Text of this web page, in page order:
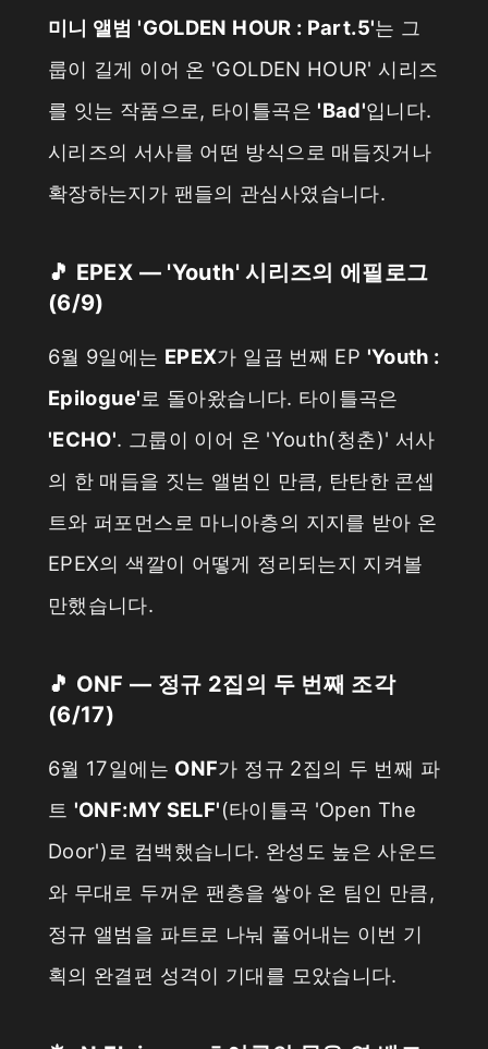
미니 앨범 'GOLDEN HOUR : Part.5'는 그
룹이 길게 이어 온 'GOLDEN HOUR' 시리즈
를 잇는 작품으로, 타이틀곡은 'Bad'입니다.
시리즈의 서사를 어떤 방식으로 매듭짓거나
확장하는지가 팬들의 관심사였습니다.
🎵 EPEX — 'Youth' 시리즈의 에필로그
(6/9)
6월 9일에는 EPEX가 일곱 번째 EP 'Youth :
Epilogue'로 돌아왔습니다. 타이틀곡은
'ECHO'. 그룹이 이어 온 'Youth(청춘)' 서사
의 한 매듭을 짓는 앨범인 만큼, 탄탄한 콘셉
트와 퍼포먼스로 마니아층의 지지를 받아 온
EPEX의 색깔이 어떻게 정리되는지 지켜볼
만했습니다.
🎵 ONF — 정규 2집의 두 번째 조각
(6/17)
6월 17일에는 ONF가 정규 2집의 두 번째 파
트 'ONF:MY SELF'(타이틀곡 'Open The
Door')로 컴백했습니다. 완성도 높은 사운드
와 무대로 두꺼운 팬층을 쌓아 온 팀인 만큼,
정규 앨범을 파트로 나눠 풀어내는 이번 기
획의 완결편 성격이 기대를 모았습니다.